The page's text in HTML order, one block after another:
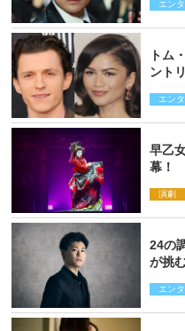
エン
トム
ント
エン
早乙
幕！
演劇
24の
が挑
エン